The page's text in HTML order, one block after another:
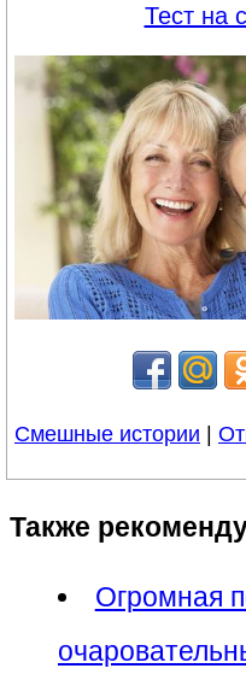
Тест на
Смешные истории
Также
Огромная